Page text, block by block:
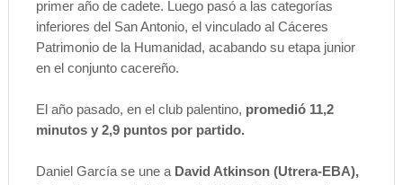
primer año de cadete. Luego pasó a las categorías
inferiores del San Antonio, el vinculado al Cáceres
Patrimonio de la Humanidad, acabando su etapa junior
en el conjunto cacereño.
El año pasado, en el club palentino, promedió 11,2
minutos y 2,9 puntos por partido.
Daniel García se une a David Atkinson (Utrera-EBA),